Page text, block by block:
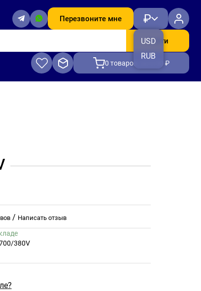
Перезвоните мне ₽
USD
RUB
Найти
0 товаров, на 0.00 ₽
/ Написать отзыв
380V